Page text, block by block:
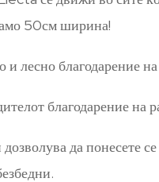
50см ширина!
лесно благодарение
благодарение на
да понесете